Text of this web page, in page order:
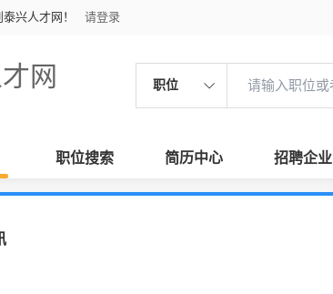
兴人才网！ 请登录
网 职位
职位搜索 简历中心 招聘企业